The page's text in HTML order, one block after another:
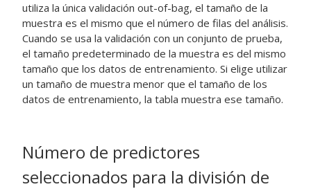
utiliza la única validación out-of-bag, el tamaño de la
muestra es el mismo que el número de filas del análisis.
Cuando se usa la validación con un conjunto de prueba,
el tamaño predeterminado de la muestra es del mismo
tamaño que los datos de entrenamiento. Si elige utilizar
un tamaño de muestra menor que el tamaño de los
datos de entrenamiento, la tabla muestra ese tamaño.
Número de predictores
seleccionados para la división de